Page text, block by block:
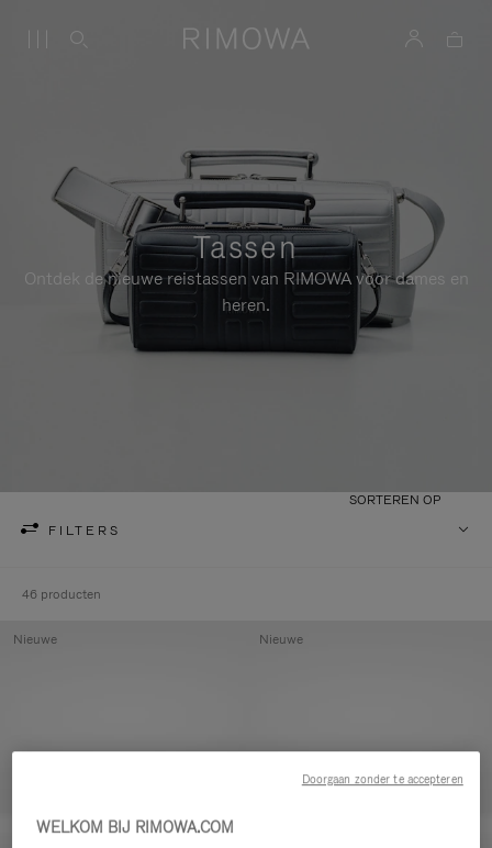
Tassen
Ontdek de nieuwe reistassen van RIMOWA voor dames en
heren.
FILTERS
SORTEREN OP
46 producten
Nieuwe Nieuwe
WELKOM BIJ RIMOWA.COM
Doorgaan zonder te accepteren